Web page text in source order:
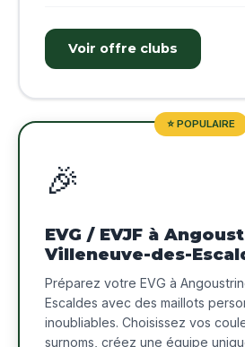
Voir offre clubs
⭐ POPULAIRE
🎉
EVG / EVJF à
Villeneuve-des-
Préparez votre EVG à
Escaldes avec des maillots
inoubliables. Choisissez vos
surnoms, créez une équipe